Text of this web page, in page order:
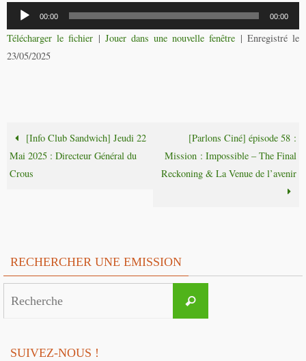
Lecteur
audio
00:00 00:00
Télécharger le fichier | Jouer dans une nouvelle fenêtre | Enregistré le
23/05/2025
[Info Club Sandwich] Jeudi 22
Mai 2025 : Directeur Général du
Crous
[Parlons Ciné] épisode 58 :
Mission : Impossible – The Final
Reckoning & La Venue de l’avenir
RECHERCHER UNE EMISSION
Recherche
SUIVEZ-NOUS !